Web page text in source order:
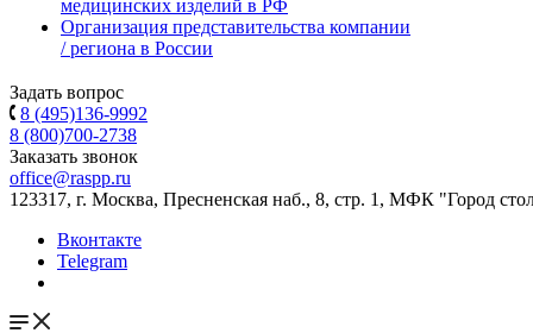
медицинских изделий в РФ
Организация представительства компании
/ региона в России
Задать вопрос
8 (495)136-9992
8 (800)700-2738
Заказать звонок
office@raspp.ru
123317, г. Москва, Пресненская наб., 8, стр. 1, МФК "Город
Вконтакте
Telegram